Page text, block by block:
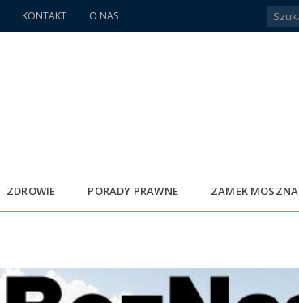
KONTAKT O NAS
ZDROWIE PORADY PRAWNE ZAMEK MOSZNA